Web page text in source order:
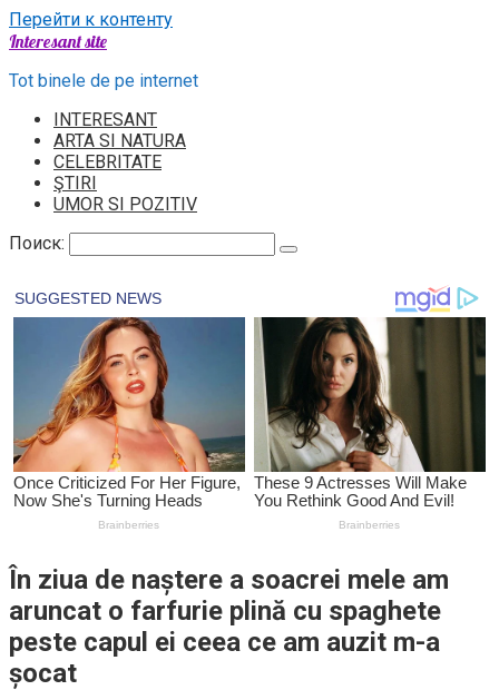
Перейти к контенту
Interesant site
Tot binele de pe internet
INTERESANT
ARTA SI NATURA
CELEBRITATE
ŞTIRI
UMOR SI POZITIV
Поиск:
În ziua de naștere a soacrei mele am
aruncat o farfurie plină cu spaghete
peste capul ei ceea ce am auzit m-a
șocat